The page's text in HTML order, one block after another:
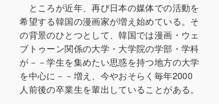
ところが近年、再び日本の媒体での活動を
希望する韓国の漫画家が増え始めている。そ
の背景のひとつとして、韓国では漫画・ウェ
ブトゥーン関係の大学・大学院の学部・学科
が－－学生を集めたい思惑を持つ地方の大学
を中心に－－増え、今やおそらく毎年2000
人前後の卒業生を輩出していることがある。